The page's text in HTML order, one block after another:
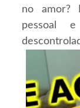
no amor?
pessoal